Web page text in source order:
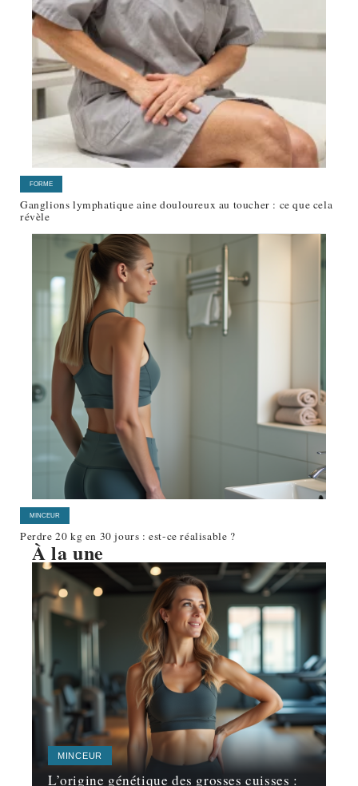
FORME
Ganglions lymphatique aine douloureux au toucher : ce que cela
révèle
MINCEUR
Perdre 20 kg en 30 jours : est-ce réalisable ?
À la une
MINCEUR
L’origine génétique des grosses cuisses :